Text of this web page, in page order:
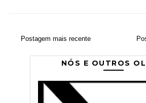
Postagem mais recente
NÓS E OUTROS